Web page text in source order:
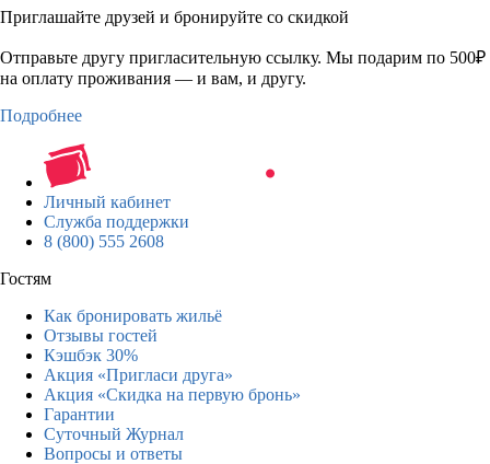
Приглашайте друзей и бронируйте со скидкой
Отправьте другу пригласительную ссылку. Мы подарим по 500₽
на оплату проживания — и вам, и другу.
Подробнее
Личный кабинет
Служба поддержки
8 (800) 555 2608
Гостям
Как бронировать жильё
Отзывы гостей
Кэшбэк 30%
Акция «Пригласи друга»
Акция «Скидка на первую бронь»
Гарантии
Суточный Журнал
Вопросы и ответы